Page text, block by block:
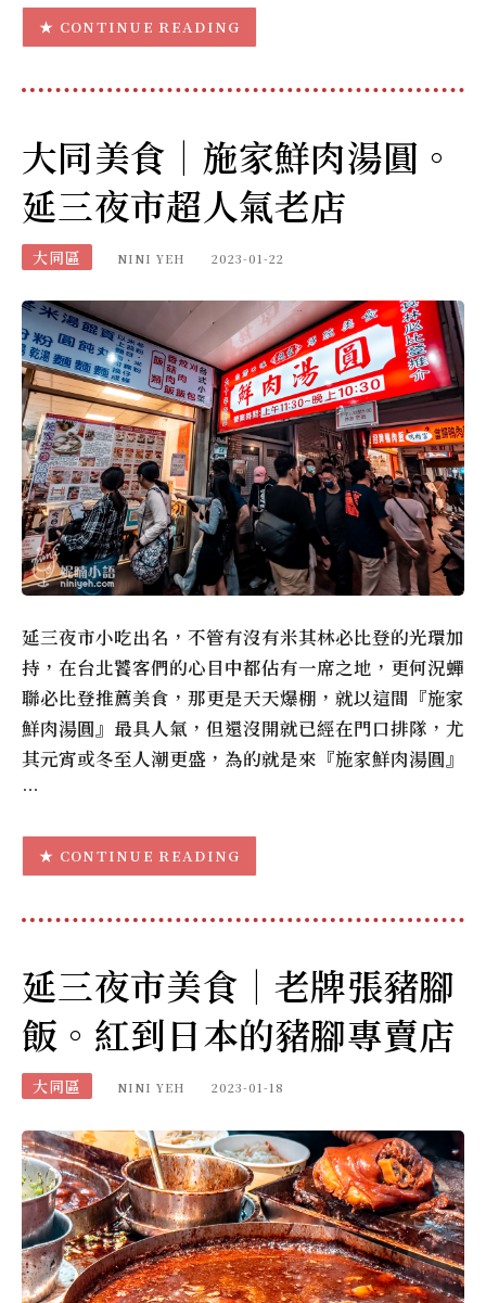
CONTINUE READING
大同美食｜施家鮮肉湯圓。
延三夜市超人氣老店
大同區 NINI YEH 2023-01-22
延三夜市小吃出名，不管有沒有米其林必比登的光環加
持，在台北饕客們的心目中都佔有一席之地，更何況蟬
聯必比登推薦美食，那更是天天爆棚，就以這間『施家
鮮肉湯圓』最具人氣，但還沒開就已經在門口排隊，尤
其元宵或冬至人潮更盛，為的就是來『施家鮮肉湯圓』
…
CONTINUE READING
延三夜市美食｜老牌張豬腳
飯。紅到日本的豬腳專賣店
大同區 NINI YEH 2023-01-18